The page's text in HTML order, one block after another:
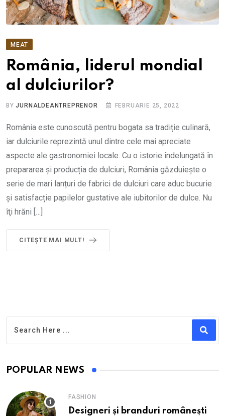
MEAT
România, liderul mondial
al dulciurilor?
BYJURNALDEANTREPRENOR FEBRUARIE 25, 2022
România este cunoscută pentru bogata sa tradiție culinară,
iar dulciurile reprezintă unul dintre cele mai apreciate
aspecte ale gastronomiei locale. Cu o istorie îndelungată în
prepararea și producția de dulciuri, România găzduiește o
serie de mari lanțuri de fabrici de dulciuri care aduc bucurie
și satisfacție papilelor gustative ale iubitorilor de dulce. Nu
îţi hrăni […]
CITEȘTE MAI MULT!
POPULAR NEWS
FASHION
Designeri și branduri românești